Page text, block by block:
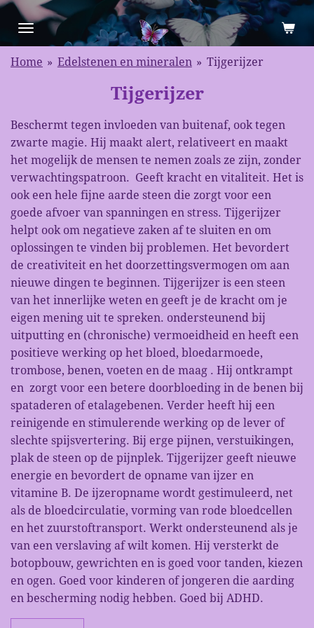
Ga
direct
naar
de
Home » Edelstenen en mineralen » Tijgerijzer
Tijgerijzer
Beschermt tegen invloeden van buitenaf, ook tegen
zwarte magie. Hij maakt alert, relativeert en maakt
het mogelijk de mensen te nemen zoals ze zijn, zonder
verwachtingspatroon. Geeft kracht en vitaliteit. Het is
ook een hele fijne aarde steen die zorgt voor een
goede afvoer van spanningen en stress. Tijgerijzer
helpt ook om negatieve zaken af te sluiten en om
oplossingen te vinden bij problemen. Het bevordert
de creativiteit en het doorzettingsvermogen om aan
nieuwe dingen te beginnen. Tijgerijzer is een steen
van het innerlijke weten en geeft je de kracht om je
eigen mening uit te spreken. ondersteunend bij
uitputting en (chronische) vermoeidheid en heeft een
positieve werking op het bloed, bloedarmoede,
trombose, benen, voeten en de maag . Hij ontkrampt
en zorgt voor een betere doorbloeding in de benen bij
spataderen of etalagebenen. Verder heeft hij een
reinigende en stimulerende werking op de lever of
slechte spijsvertering. Bij erge pijnen, verstuikingen,
plak de steen op de pijnplek. Tijgerijzer geeft nieuwe
energie en bevordert de opname van ijzer en
vitamine B. De ijzeropname wordt gestimuleerd, net
als de bloedcirculatie, vorming van rode bloedcellen
en het zuurstoftransport. Werkt ondersteunend als je
van een verslaving af wilt komen. Hij versterkt de
botopbouw, gewrichten en is goed voor tanden, kiezen
en ogen. Goed voor kinderen of jongeren die aarding
en bescherming nodig hebben. Goed bij ADHD.